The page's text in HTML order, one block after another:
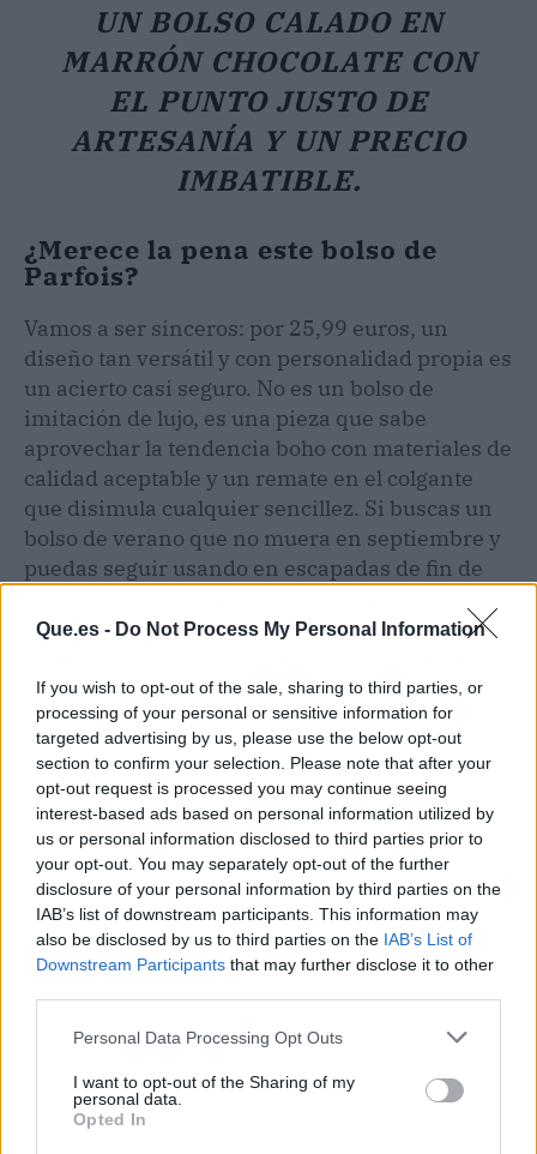
Que.es - Do Not Process My Personal Information
If you wish to opt-out of the sale, sharing to third parties, or
processing of your personal or sensitive information for
targeted advertising by us, please use the below opt-out
section to confirm your selection. Please note that after your
opt-out request is processed you may continue seeing
interest-based ads based on personal information utilized by
us or personal information disclosed to third parties prior to
your opt-out. You may separately opt-out of the further
disclosure of your personal information by third parties on the
IAB’s list of downstream participants. This information may
also be disclosed by us to third parties on the IAB’s List of
Downstream Participants that may further disclose it to other
Personal Data Processing Opt Outs
I want to opt-out of the Sharing of my
personal data.
Opted In
UN BOLSO CALADO EN
MARRÓN CHOCOLATE CON
EL PUNTO JUSTO DE
ARTESANÍA Y UN PRECIO
IMBATIBLE.
¿Merece la pena este bolso de
Parfois?
Vamos a ser sinceros: por 25,99 euros, un
diseño tan versátil y con personalidad propia es
un acierto casi seguro. No es un bolso de
imitación de lujo, es una pieza que sabe
aprovechar la tendencia boho con materiales de
calidad aceptable y un remate en el colgante
que disimula cualquier sencillez. Si buscas un
bolso de verano que no muera en septiembre y
puedas seguir usando en escapadas de fin de
como una rafia auténtica, pero vamos, por este
precio no se puede pedir más. Además, al ser
más pulido evita que se enganche y se
deshilache con facilidad. Yo ya lo he fichado.